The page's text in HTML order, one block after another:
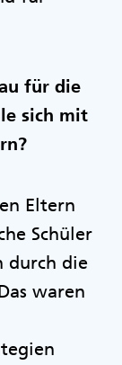
für die
sich mit
Eltern
Schüler
durch die
waren